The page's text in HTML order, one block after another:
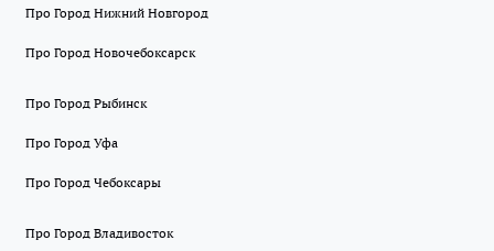
Про Город Нижний Новгород
Про Город Новочебоксарск
Про Город Рыбинск
Про Город Уфа
Про Город Чебоксары
Про Город Владивосток